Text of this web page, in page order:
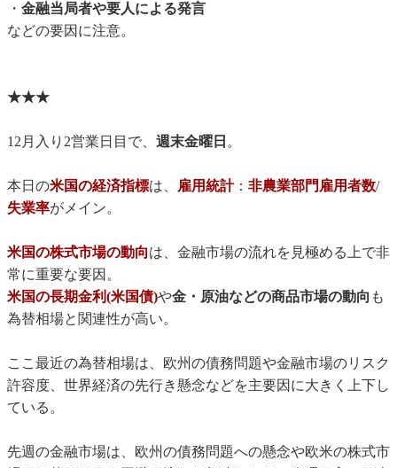
・ 金融当局者や要人による発言
などの要因に注意。
★★★
12月入り2営業日目で、 週末金曜日 。
本日の米国の経済指標は、 雇用統計： 非農業部門雇用者数/
失業率がメイン。
米国の株式市場の動向は、金融市場の流れを見極める上で非
常に重要な要因。
米国の長期金利(米国債)や金・原油などの商品市場の動向 も
為替相場と関連性が高い。
ここ最近の為替相場は、欧州の債務問題や金融市場のリスク
許容度、世界経済の先行き懸念などを主要因に大きく上下し
ている。
先週の金融市場は、欧州の債務問題への懸念や欧米の株式市